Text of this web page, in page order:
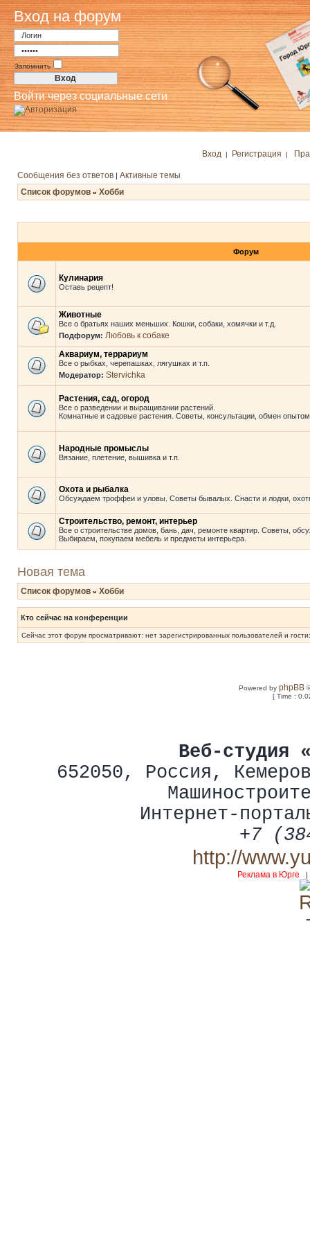
Вход на форум
Запомнить
Войти через социальные сети
Вход | Регистрация |
Сообщения без ответов | Активные темы
Список форумов » Хобби
Форум
Кулинария
Оставь рецепт!
Животные
Все о братьях наших меньших. Кошки, собаки, хомячки и т.д.
Подфорум: Любовь к собаке
Аквариум, террариум
Все о рыбках, черепашках, лягушках и т.п.
Модератор: Stervichka
Растения, сад, огород
Все о разведении и выращивании растений.
Комнатные и садовые растения. Советы, консультации, обмен
Народные промыслы
Вязание, плетение, вышивка и т.п.
Охота и рыбалка
Обсуждаем троффеи и уловы. Советы бывалых. Снасти и лодки,
Строительство, ремонт, интерьер
Все о строительстве домов, бань, дач, ремонте квартир. Советы,
Выбираем, покупаем мебель и предметы интерьера.
Новая тема
Список форумов » Хобби
Кто сейчас на конференции
Сейчас этот форум просматривают: нет зарегистрированных пользователей и
Powered byphpBB
[ Time :
Веб-студия
652050, Россия ,
Интернет-
+7
http://
Реклама в Юрге